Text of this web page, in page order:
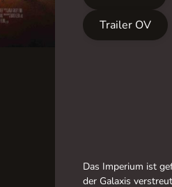
Trailer OV
Das Imperium ist
der Galaxis